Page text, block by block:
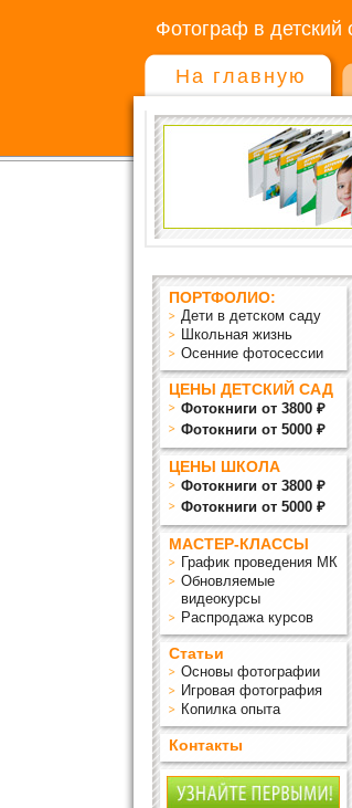
Фотограф в детский
На главную
ПОРТФОЛИО:
Дети в детском саду
Школьная жизнь
Осенние фотосессии
ЦЕНЫ ДЕТСКИЙ САД
Фотокниги от 3800 ₽
Фотокниги от 5000 ₽
ЦЕНЫ ШКОЛА
Фотокниги от 3800 ₽
Фотокниги от 5000 ₽
МАСТЕР-КЛАССЫ
График проведения МК
Обновляемые
видеокурсы
Распродажа курсов
Статьи
Основы фотографии
Игровая фотография
Копилка опыта
Контакты